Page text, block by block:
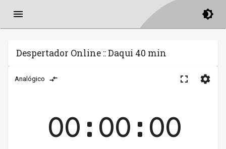
Despertador Online :: Daqui 40 min
Analógico
00:00:00